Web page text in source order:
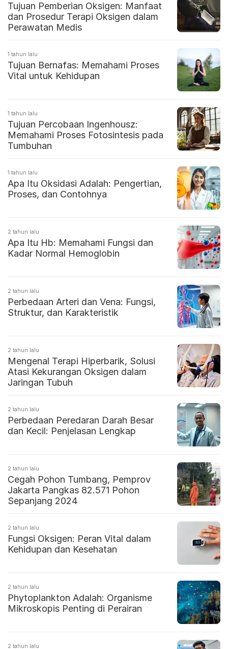
Tujuan Pemberian Oksigen: Manfaat
dan Prosedur Terapi Oksigen dalam
Perawatan Medis
1 tahun lalu
Tujuan Bernafas: Memahami Proses
Vital untuk Kehidupan
1 tahun lalu
Tujuan Percobaan Ingenhousz:
Memahami Proses Fotosintesis pada
Tumbuhan
1 tahun lalu
Apa Itu Oksidasi Adalah: Pengertian,
Proses, dan Contohnya
2 tahun lalu
Apa Itu Hb: Memahami Fungsi dan
Kadar Normal Hemoglobin
2 tahun lalu
Perbedaan Arteri dan Vena: Fungsi,
Struktur, dan Karakteristik
2 tahun lalu
Mengenal Terapi Hiperbarik, Solusi
Atasi Kekurangan Oksigen dalam
Jaringan Tubuh
2 tahun lalu
Perbedaan Peredaran Darah Besar
dan Kecil: Penjelasan Lengkap
2 tahun lalu
Cegah Pohon Tumbang, Pemprov
Jakarta Pangkas 82.571 Pohon
Sepanjang 2024
2 tahun lalu
Fungsi Oksigen: Peran Vital dalam
Kehidupan dan Kesehatan
2 tahun lalu
Phytoplankton Adalah: Organisme
Mikroskopis Penting di Perairan
2 tahun lalu